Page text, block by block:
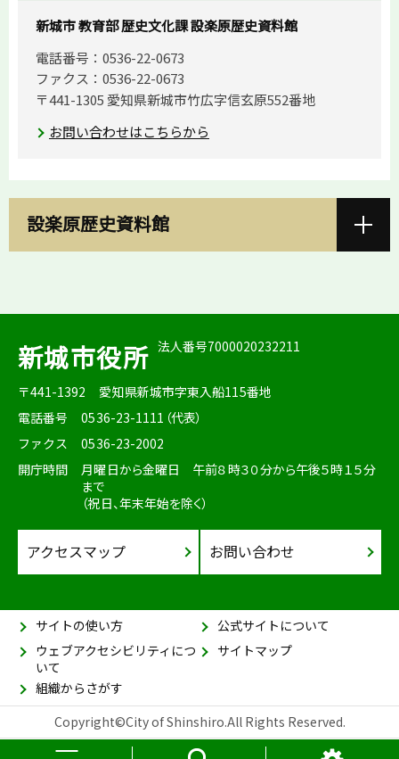
新城市 教育部 歴史文化課 設楽原歴史資料館
電話番号：0536-22-0673
ファクス：0536-22-0673
〒441-1305 愛知県新城市竹広字信玄原552番地
お問い合わせはこちらから
設楽原歴史資料館
新城市役所 法人番号7000020232211
〒441-1392
愛知県新城市字東入船115番地
電話番号
0536-23-1111（代表）
ファクス
0536-23-2002
開庁時間
月曜日から金曜日 午前８時３０分から午後５時１５分
まで
（祝日、年末年始を除く）
アクセスマップ お問い合わせ
サイトの使い方
公式サイトについて
ウェブアクセシビリティにつ
いて
サイトマップ
組織からさがす
Copyright©City of Shinshiro.All Rights Reserved.